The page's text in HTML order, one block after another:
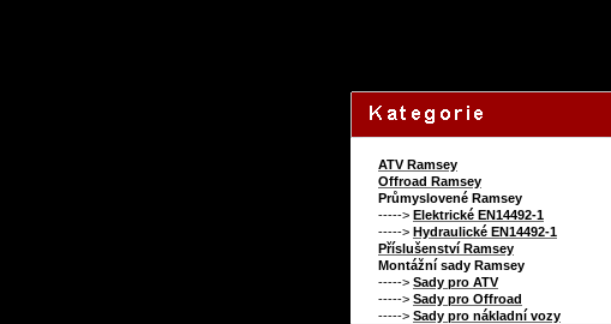
ATV Ramsey
Offroad Ramsey
Průmyslovené Ramsey
-----> Elektrické EN14492-1
-----> Hydraulické EN14492-1
Příslušenství Ramsey
Montážní sady Ramsey
-----> Sady pro ATV
-----> Sady pro Offroad
-----> Sady pro nákladní vozy